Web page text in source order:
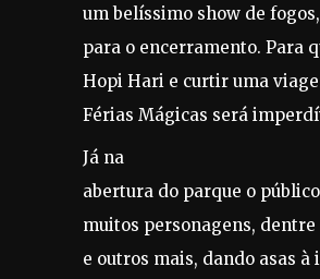
um belíssimo show de
para o encerramento. Para
Hopi Hari e curtir uma
Férias Mágicas será
Já na
abertura do parque o
muitos personagens, dentre
e outros mais, dando asas